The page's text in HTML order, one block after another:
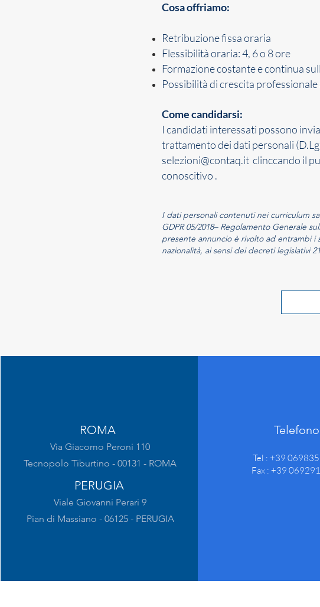
Cosa offriamo:
Retribuzione fissa oraria
Flessibilità oraria: 4, 6 o 8 ore
Formazione costante e continua
Possibilità di crescita
Come candidarsi:
I candidati interessati possono
trattamento dei dati personali
selezioni@contaq.it clinccando il
conoscitivo .
I dati personali contenuti nei curriculum
GDPR 05/2018– Regolamento Generale
presente annuncio è rivolto ad entrambi i
nazionalità, ai sensi dei decreti legislativi
ROMA
Via Giacomo Peroni 110
Tecnopolo Tiburtino - 00131 - ROMA
PERUGIA
Viale Giovanni Perari 9
Pian di Massiano - 06125 - PERUGIA
Telefono
Tel : +39
Fax : +39